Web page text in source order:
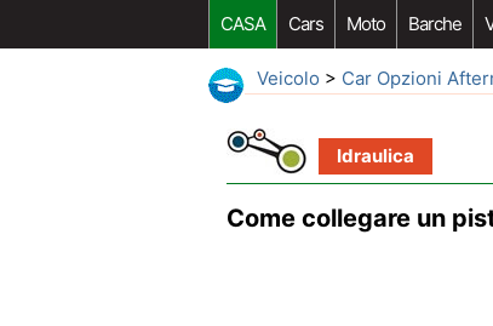
CASA Cars Moto Barche
Veicolo > Car Opzioni
Idraulica
Come collegare un